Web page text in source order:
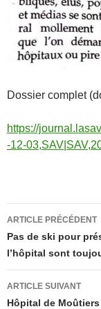
Dossier complet
https://
-12-
Navigation
des
articles
ARTICLE PRÉCÉDENT
Pas de ski pour
l’hôpital sont
ARTICLE SUIVANT
Hôpital de